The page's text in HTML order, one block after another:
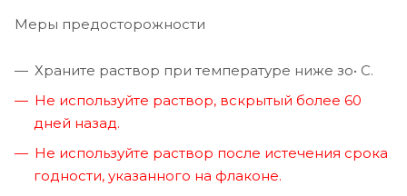
Меры предосторожности
Храните раствор при температуре ниже зо• С.
Не используйте раствор, вскрытый более 60
дней назад.
Не используйте раствор после истечения срока
годности, указанного на флаконе.